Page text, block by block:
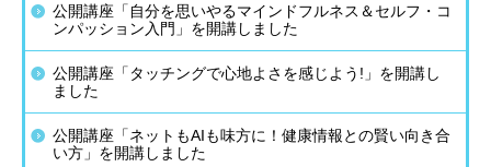
公開講座「自分を思いやるマインドフルネス＆セルフ・コ
ンパッション入門」を開講しました
公開講座「タッチングで心地よさを感じよう!」を開講し
ました
公開講座「ネットもAIも味方に！健康情報との賢い向き合
い方」を開講しました